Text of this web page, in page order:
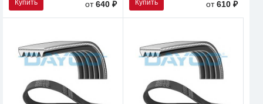
Купить от640 ₽ Купить от610 ₽